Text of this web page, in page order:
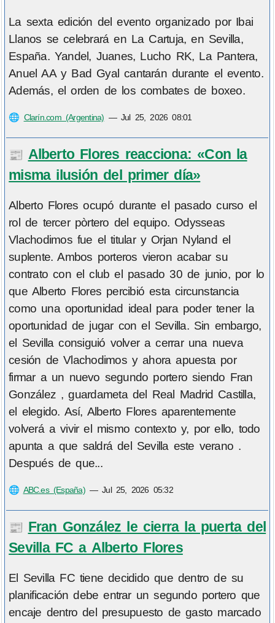
La sexta edición del evento organizado por Ibai
Llanos se celebrará en La Cartuja, en Sevilla,
España. Yandel, Juanes, Lucho RK, La Pantera,
Anuel AA y Bad Gyal cantarán durante el evento.
Además, el orden de los combates de boxeo.
🌐 Clarín.com (Argentina) — Jul 25, 2026 08:01
📰 Alberto Flores reacciona: «Con la
misma ilusión del primer día»
Alberto Flores ocupó durante el pasado curso el
rol de tercer pòrtero del equipo. Odysseas
Vlachodimos fue el titular y Orjan Nyland el
suplente. Ambos porteros vieron acabar su
contrato con el club el pasado 30 de junio, por lo
que Alberto Flores percibió esta circunstancia
como una oportunidad ideal para poder tener la
oportunidad de jugar con el Sevilla. Sin embargo,
el Sevilla consiguió volver a cerrar una nueva
cesión de Vlachodimos y ahora apuesta por
firmar a un nuevo segundo portero siendo Fran
González , guardameta del Real Madrid Castilla,
el elegido. Así, Alberto Flores aparentemente
volverá a vivir el mismo contexto y, por ello, todo
apunta a que saldrá del Sevilla este verano .
Después de que...
🌐 ABC.es (España)—Jul 25, 2026 05:32
📰 Fran González le cierra la puerta del
Sevilla FC a Alberto Flores
El Sevilla FC tiene decidido que dentro de su
planificación debe entrar un segundo portero que
encaje dentro del presupuesto de gasto marcado